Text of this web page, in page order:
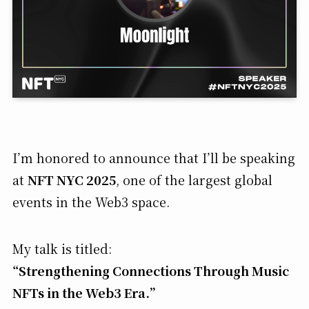
I’m honored to announce that I’ll be speaking
atNFT NYC 2025, one of the largest global
events in the Web3 space.
My talk is titled:
“Strengthening Connections Through Music
NFTs in the Web3 Era.”